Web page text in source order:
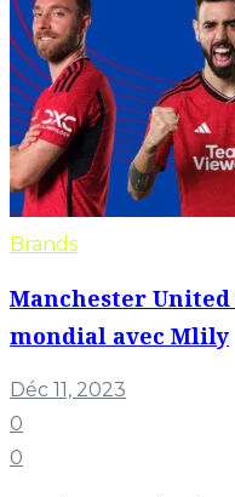
Brands
Manchester
mondial avec Mlily
Déc 11, 2023
0
0